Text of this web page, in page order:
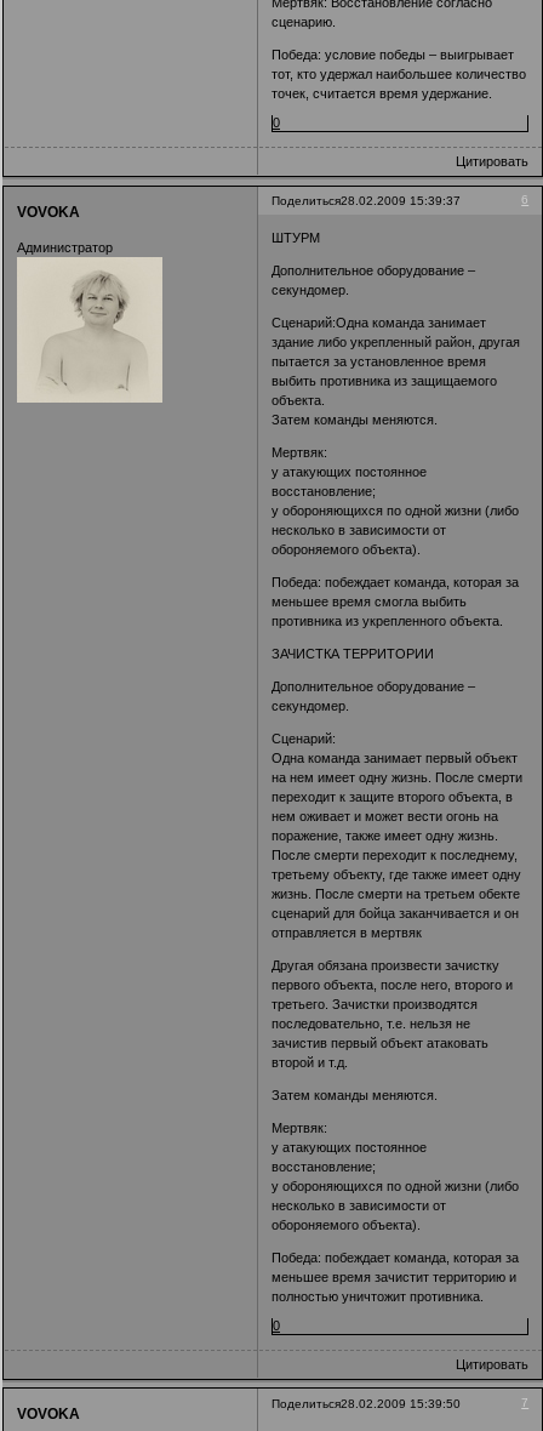
сценарию.
Победа: условие победы – выигрывает
тот, кто удержал наибольшее количество
точек, считается время удержание.
0
Цитировать
Поделиться 6
28.02.2009 15:39:37
VOVOKA
Администратор
ШТУРМ
Дополнительное оборудование –
секундомер.
Сценарий:Одна команда занимает
здание либо укрепленный район, другая
пытается за установленное время
выбить противника из защищаемого
объекта.
Затем команды меняются.
Мертвяк:
у атакующих постоянное
восстановление;
у обороняющихся по одной жизни (либо
несколько в зависимости от
обороняемого объекта).
Победа: побеждает команда, которая за
меньшее время смогла выбить
противника из укрепленного объекта.
ЗАЧИСТКА ТЕРРИТОРИИ
Дополнительное оборудование –
секундомер.
Сценарий:
Одна команда занимает первый объект
на нем имеет одну жизнь. После смерти
переходит к защите второго объекта, в
нем оживает и может вести огонь на
поражение, также имеет одну жизнь.
После смерти переходит к последнему,
третьему объекту, где также имеет одну
жизнь. После смерти на третьем обекте
сценарий для бойца заканчивается и он
отправляется в мертвяк
Другая обязана произвести зачистку
первого объекта, после него, второго и
третьего. Зачистки производятся
последовательно, т.е. нельзя не
зачистив первый объект атаковать
второй и т.д.
Затем команды меняются.
Мертвяк:
у атакующих постоянное
восстановление;
у обороняющихся по одной жизни (либо
несколько в зависимости от
обороняемого объекта).
Победа: побеждает команда, которая за
меньшее время зачистит территорию и
полностью уничтожит противника.
0
Цитировать
Поделиться 7
28.02.2009 15:39:50
VOVOKA